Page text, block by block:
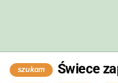
szukam Świece